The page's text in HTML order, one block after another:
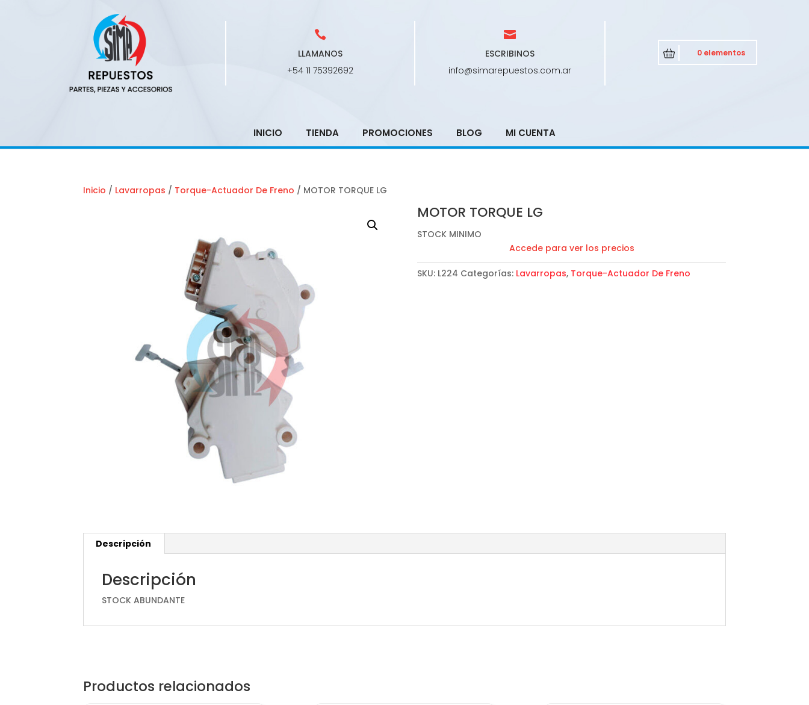
LLAMANOS
+54 11 75392692
ESCRIBINOS
info@simarepuestos.com.ar
0 elementos
INICIO TIENDA PROMOCIONES BLOG MI CUENTA
Inicio / Lavarropas / Torque-Actuador De Freno / MOTOR TORQUE LG
MOTOR TORQUE LG
STOCK MINIMO
Accede para ver los precios
SKU: L224 Categorías: Lavarropas, Torque-Actuador De Freno
Descripción
Descripción
STOCK ABUNDANTE
Productos relacionados